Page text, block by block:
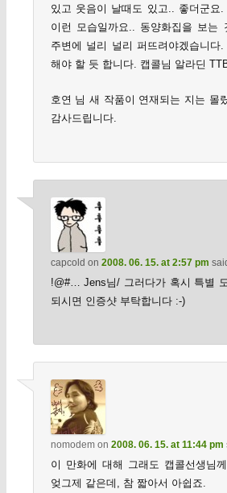
있고 웃음이 날때도 있고.. 좋더군요
이런 모습일까요.. 동양화집을 보는
주변에 널리 널리 퍼뜨려야겠습니다
해야 할 듯 합니다. 캡콜님 알라딘
호연 님 새 작품이 연재되는 지는 몰
감사드립니다.
capcold on 2008. 06. 15. at 2:57 pm
!@#… Jens님/ 그러다가 혹시 특별
되시면 인증샷 부탁합니다 :-)
nomodemon 2008. 06. 15. at 11:44 pm
이 만화에 대해 그래도 캡콜선생님
엊그제 같은데, 참 짧아서 아쉽죠.